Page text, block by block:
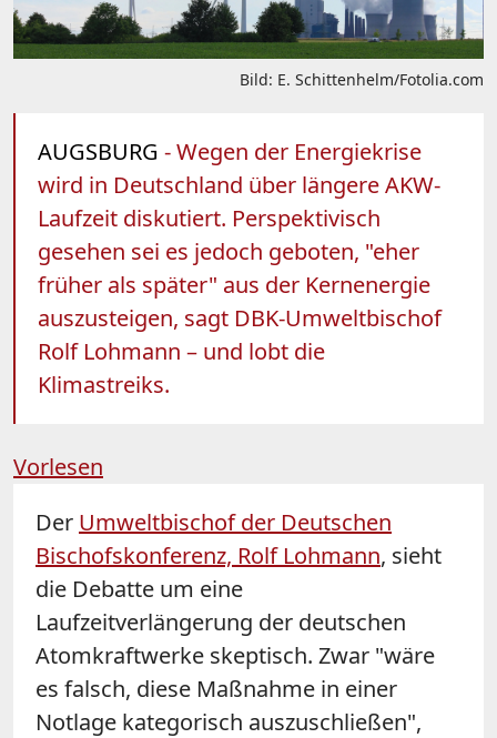
Bild: E. Schittenhelm/Fotolia.com
AUGSBURG - Wegen der Energiekrise
wird in Deutschland über längere AKW-
Laufzeit diskutiert. Perspektivisch
gesehen sei es jedoch geboten, "eher
früher als später" aus der Kernenergie
auszusteigen, sagt DBK-Umweltbischof
Rolf Lohmann – und lobt die
Klimastreiks.
Vorlesen
Der Umweltbischof der Deutschen
Bischofskonferenz, Rolf Lohmann, sieht
die Debatte um eine
Laufzeitverlängerung der deutschen
Atomkraftwerke skeptisch. Zwar "wäre
es falsch, diese Maßnahme in einer
Notlage kategorisch auszuschließen",